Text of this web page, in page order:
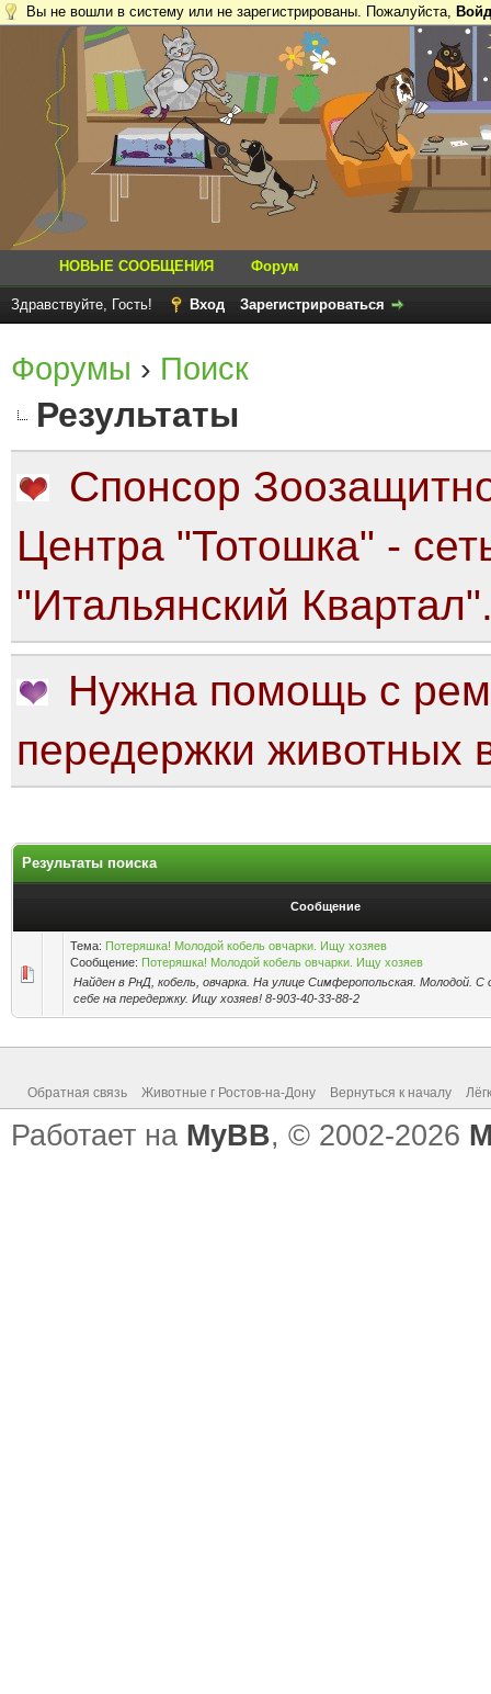
Вы не вошли в систему или не зарегистрированы. Пожалуйста,
НОВЫЕ СООБЩЕНИЯ Форум
Здравствуйте, Гость! Вход Зарегистрироваться
Форумы › Поиск
Результаты
Спонсор
Центра "Тотошка" -
"Итальянский
Нужна помощь с
передержки животных
Результаты поиска
Сообщение
Тема: Потеряшка! Молодой кобель овчарки. Ищу хозяев
Сообщение: Потеряшка! Молодой кобель овчарки. Ищу хозяев
Найден в РнД, кобель, овчарка. На улице Симферопольская. Молодой. С
себе на передержку. Ищу хозяев! 8-903-40-33-88-2
Обратная связь Животные г Ростов-на-Дону Вернуться к началу
Работает на MyBB, © 2002-2026